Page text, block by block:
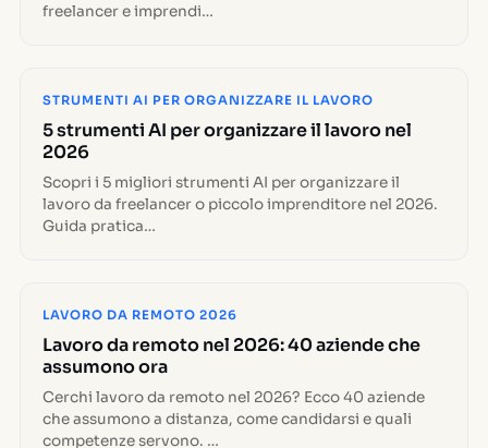
freelancer e imprendi…
STRUMENTI AI PER ORGANIZZARE IL LAVORO
5 strumenti AI per organizzare il lavoro nel
2026
Scopri i 5 migliori strumenti AI per organizzare il
lavoro da freelancer o piccolo imprenditore nel 2026.
Guida pratica…
LAVORO DA REMOTO 2026
Lavoro da remoto nel 2026: 40 aziende che
assumono ora
Cerchi lavoro da remoto nel 2026? Ecco 40 aziende
che assumono a distanza, come candidarsi e quali
competenze servono. …